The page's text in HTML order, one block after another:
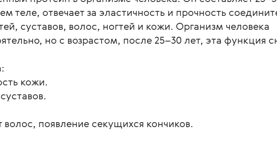
теле, отвечает за эластичность и прочность
суставов, волос, ногтей и кожи. Организм человека
но с возрастом, после 25–30 лет, эта функция
кожи.
появление секущихся кончиков.